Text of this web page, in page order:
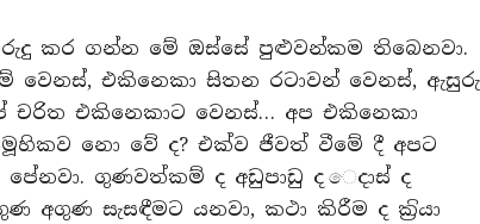
කර ගන්න මේ ඔස්සේ පුළුවන්කම තිබෙනවා.
වෙනස්, එකිනෙකා සිතන රටාවන් වෙනස්, ඇසුරු
චරිත එකිනෙකාට වෙනස්… අප එකිනෙකා
නො වේ ද? එක්ව ජීවත් වීමේ දී අපට
ගුණවත්කම් ද අඩුපාඩු ද ෙදාස් ද
අගුණ සැසඳීමට යනවා, කථා කිරීම ද ක‍්‍රියා